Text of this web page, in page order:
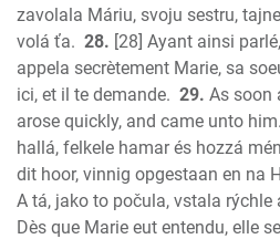
zavolala Máriu, svoju sestru,
volá ťa. 28. [28] Ayant ainsi
appela secrètement Marie, sa
ici, et il te demande. 29. As soon
arose quickly, and came unto him.
hallá, felkele hamar és hozzá
dit hoor, vinnig opgestaan en na
A tá, jako to počula, vstala rýchle
Dès que Marie eut entendu, elle